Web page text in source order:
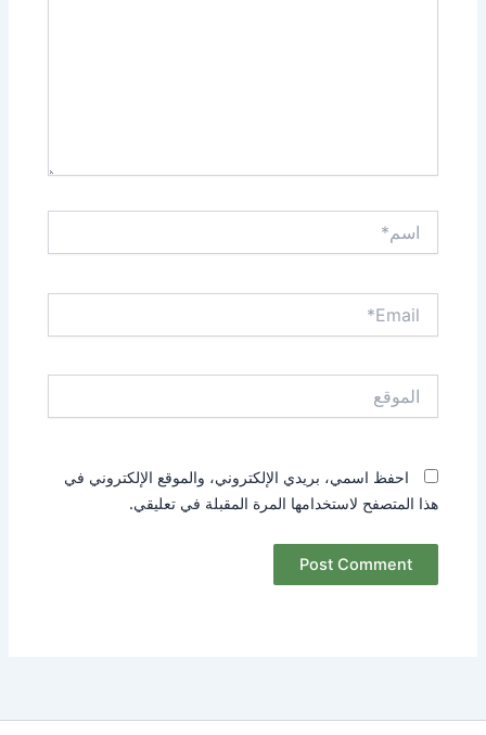
احفظ اسمي، بريدي الإلكتروني، والموقع الإلكتروني في
هذا المتصفح لاستخدامها المرة المقبلة في تعليقي.